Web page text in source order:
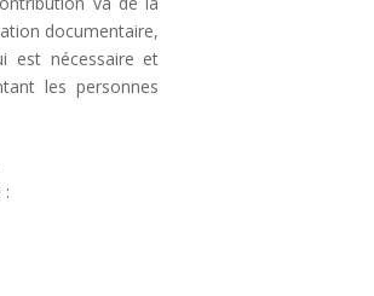
documentaire,
est nécessaire et
les personnes
: